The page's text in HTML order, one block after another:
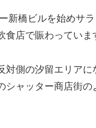
新橋ビルを始めサ
店で賑わっていま
対側の汐留エリアに
シャッター商店街の